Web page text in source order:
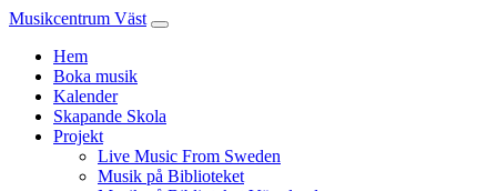
Musikcentrum Väst
Hem
Boka musik
Kalender
Skapande Skola
Projekt
Live Music From Sweden
Musik på Biblioteket